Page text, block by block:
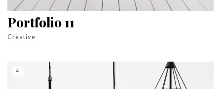
Portfolio 11
Creative
4